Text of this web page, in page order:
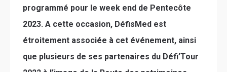
programmé pour le week end de Pentecôte
2023. A cette occasion, DéfisMed est
étroitement associée à cet événement, ainsi
que plusieurs de ses partenaires du Défi’Tour